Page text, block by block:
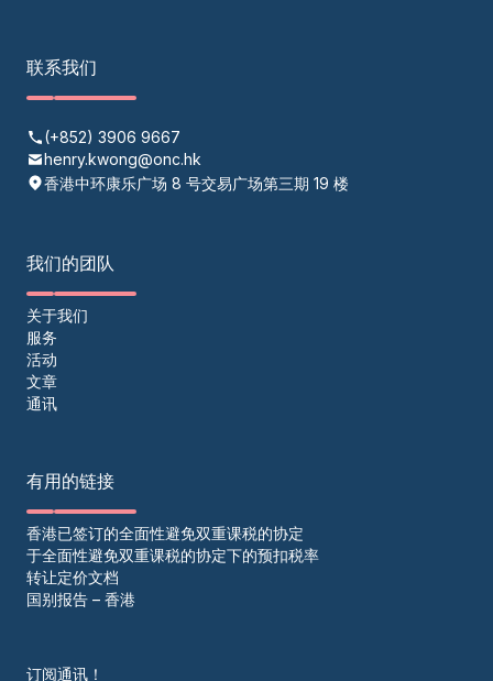
联系我们
(+852) 3906 9667
henry.kwong@onc.hk
香港中环康乐广场 8 号交易广场第三期 19 楼
我们的团队
关于我们
服务
活动
文章
通讯
有用的链接
香港已签订的全面性避免双重课税的协定
于全面性避免双重课税的协定下的预扣税率
转让定价文档
国别报告 – 香港
订阅通讯！